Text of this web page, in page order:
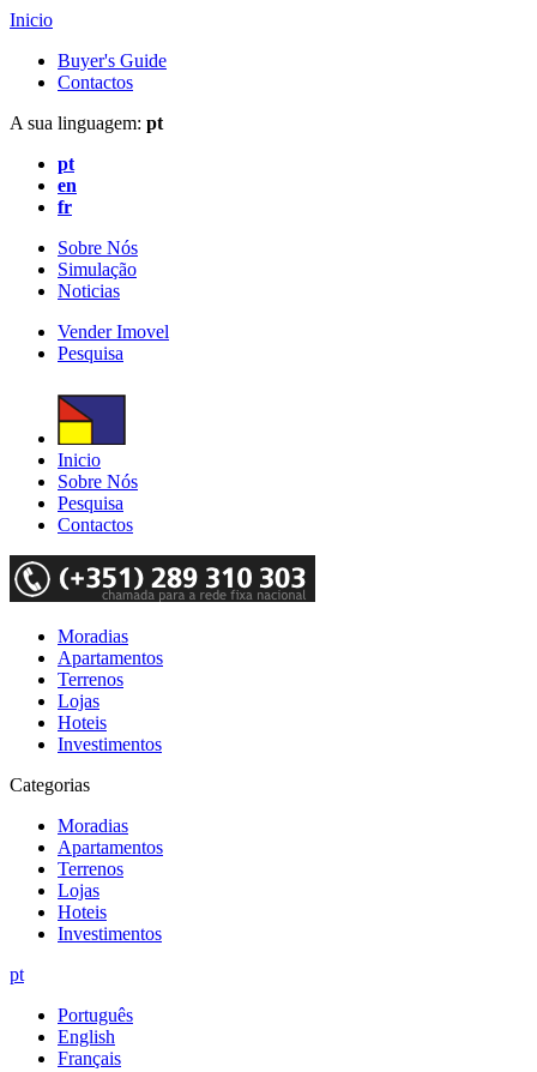
Inicio
Buyer's Guide
Contactos
A sua linguagem: pt
pt
en
fr
Sobre Nós
Simulação
Noticias
Vender Imovel
Pesquisa
Inicio
Sobre Nós
Pesquisa
Contactos
Moradias
Apartamentos
Terrenos
Lojas
Hoteis
Investimentos
Categorias
Moradias
Apartamentos
Terrenos
Lojas
Hoteis
Investimentos
pt
Português
English
Français